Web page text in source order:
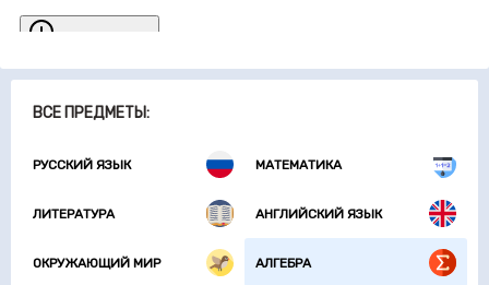
ВСЕ ПРЕДМЕТЫ:
РУССКИЙ ЯЗЫК МАТЕМАТИКА
ЛИТЕРАТУРА АНГЛИЙСКИЙ ЯЗЫК
ОКРУЖАЮЩИЙ МИР АЛГЕБРА